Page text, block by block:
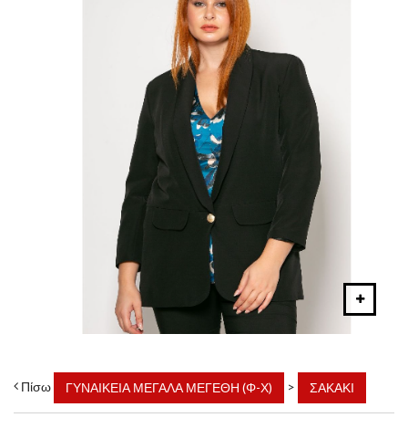
Πίσω ΓΥΝΑΙΚΕΙΑ ΜΕΓΑΛΑ ΜΕΓΕΘΗ (Φ-Χ) > ΣΑΚΑΚΙ